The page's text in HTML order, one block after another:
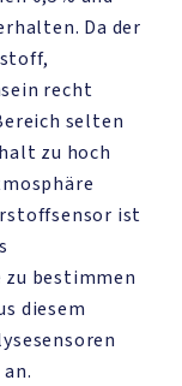
Da der
recht
selten
zu hoch
ist
bestimmen
diesem